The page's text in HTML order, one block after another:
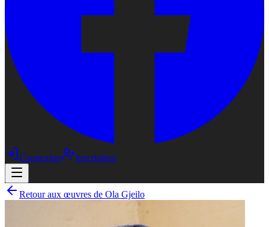
Connexion Inscription
Retour aux œuvres de Ola Gjeilo